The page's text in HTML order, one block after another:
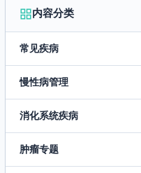
内容分类
常见疾病
慢性病管理
消化系统疾病
肿瘤专题